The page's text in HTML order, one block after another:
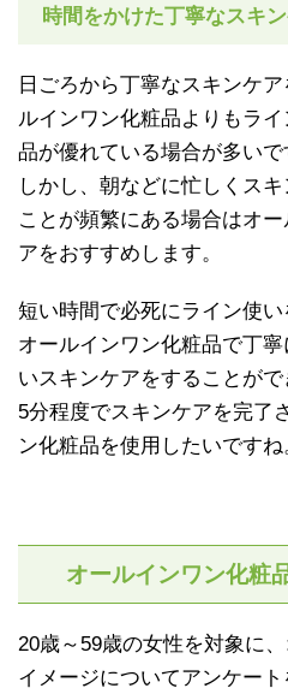
時間をかけた丁寧なスキ
日ごろから丁寧なスキンケ
ルインワン化粧品よりもラ
品が優れている場合が多いで
しかし、朝などに忙しくス
ことが頻繁にある場合はオ
アをおすすめします。
短い時間で必死にライン使い
オールインワン化粧品で丁
いスキンケアをすることがで
5分程度でスキンケアを完了
ン化粧品を使用したいですね
オールインワン化粧
20歳～59歳の女性を対象に
イメージについてアンケート